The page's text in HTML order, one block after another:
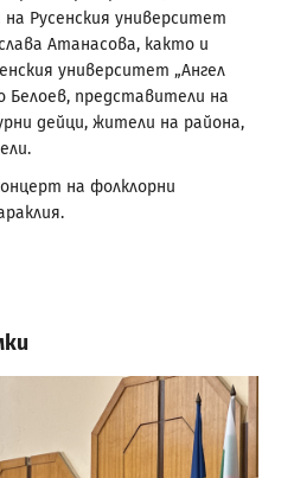
Русенския университет
Атанасова, както и
университет „Ангел
Белоев, представители на
дейци, жители на района,
на фолклорни